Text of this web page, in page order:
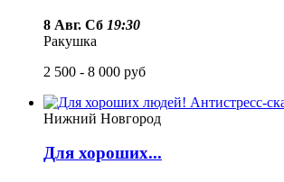
8 Авг. Сб 19:30
Ракушка
2 500 - 8 000 руб
Нижний Новгород
Для хороших...